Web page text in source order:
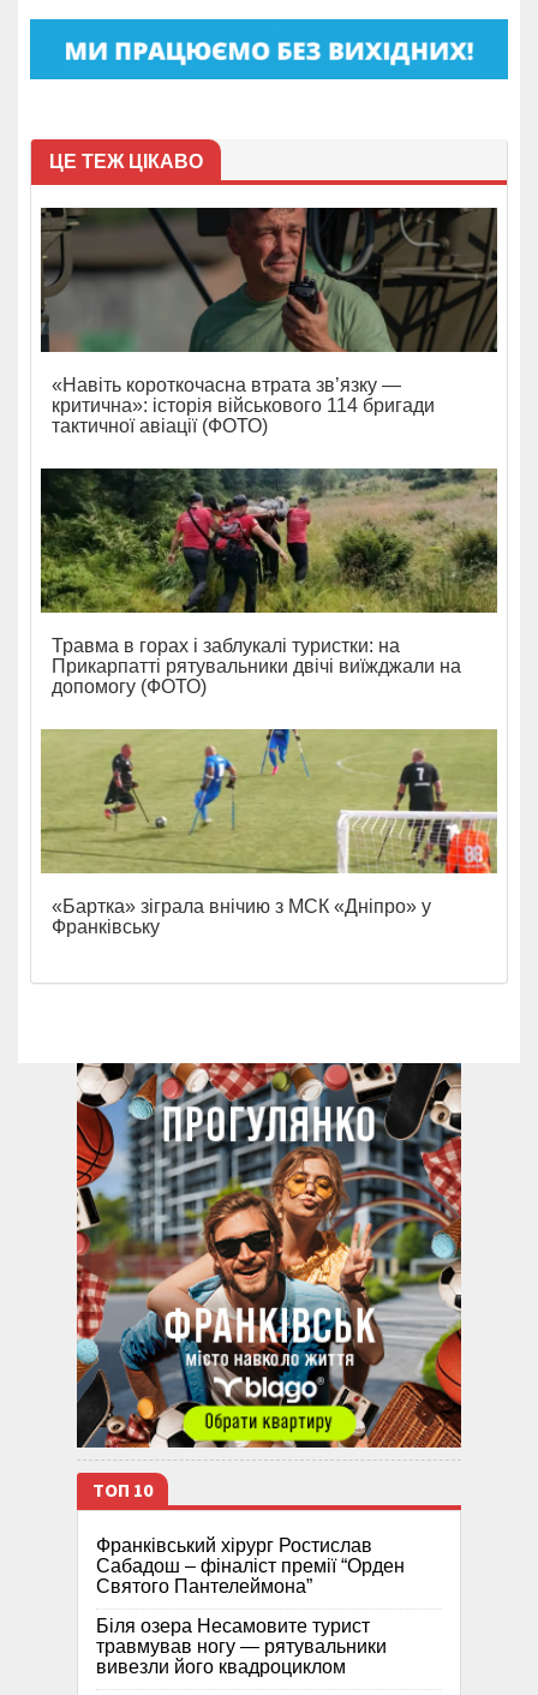
ЦЕ ТЕЖ ЦІКАВО
«Навіть короткочасна втрата зв’язку —
критична»: історія військового 114 бригади
тактичної авіації (ФОТО)
Травма в горах і заблукалі туристки: на
Прикарпатті рятувальники двічі виїжджали на
допомогу (ФОТО)
«Бартка» зіграла внічию з МСК «Дніпро» у
Франківську
ТОП 10
Франківський хірург Ростислав
Сабадош – фіналіст премії “Орден
Святого Пантелеймона”
Біля озера Несамовите турист
травмував ногу — рятувальники
вивезли його квадроциклом